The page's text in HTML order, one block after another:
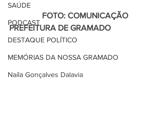
SAÚDE
PODCAST
DESTAQUE POLÍTICO
MEMÓRIAS DA NOSSA GRAMADO
Naíla Gonçalves Dalavia
PREFEITURA DE GRAMADO